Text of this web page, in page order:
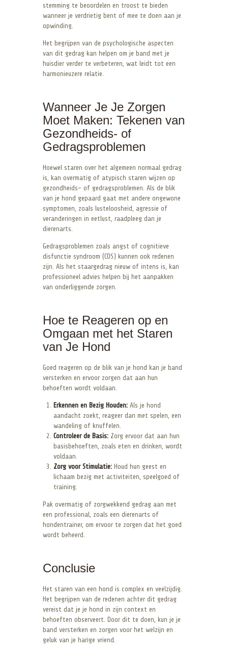
stemming te beoordelen en troost te bieden
wanneer je verdrietig bent of mee te doen aan je
opwinding.
Het begrijpen van de psychologische aspecten
van dit gedrag kan helpen om je band met je
huisdier verder te verbeteren, wat leidt tot een
harmonieuzere relatie.
Wanneer Je Je Zorgen
Moet Maken: Tekenen van
Gezondheids- of
Gedragsproblemen
Hoewel staren over het algemeen normaal gedrag
is, kan overmatig of atypisch staren wijzen op
gezondheids- of gedragsproblemen. Als de blik
van je hond gepaard gaat met andere ongewone
symptomen, zoals lusteloosheid, agressie of
veranderingen in eetlust, raadpleeg dan je
dierenarts.
Gedragsproblemen zoals angst of cognitieve
disfunctie syndroom (CDS) kunnen ook redenen
zijn. Als het staargedrag nieuw of intens is, kan
professioneel advies helpen bij het aanpakken
van onderliggende zorgen.
Hoe te Reageren op en
Omgaan met het Staren
van Je Hond
Goed reageren op de blik van je hond kan je band
versterken en ervoor zorgen dat aan hun
behoeften wordt voldaan.
Erkennen en Bezig Houden: Als je hond
aandacht zoekt, reageer dan met spelen, een
wandeling of knuffelen.
Controleer de Basis: Zorg ervoor dat aan hun
basisbehoeften, zoals eten en drinken, wordt
voldaan.
Zorg voor Stimulatie: Houd hun geest en
lichaam bezig met activiteiten, speelgoed of
training.
Pak overmatig of zorgwekkend gedrag aan met
een professional, zoals een dierenarts of
hondentrainer, om ervoor te zorgen dat het goed
wordt beheerd.
Conclusie
Het staren van een hond is complex en veelzijdig.
Het begrijpen van de redenen achter dit gedrag
vereist dat je je hond in zijn context en
behoeften observeert. Door dit te doen, kun je je
band versterken en zorgen voor het welzijn en
geluk van je harige vriend.